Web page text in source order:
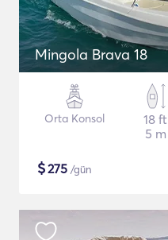
Mingola Brava 18
Orta Konsol
18 ft
5 m
$275 /gün